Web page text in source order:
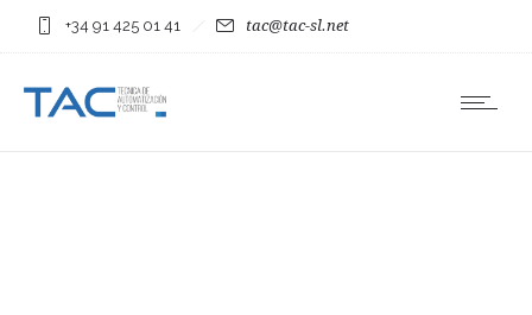
+34 91 425 01 41 tac@tac-sl.net